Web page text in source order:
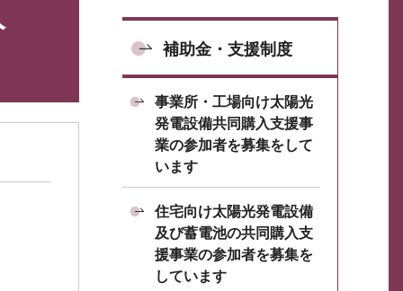
補助金・支援制度
事業所・工場向け太陽光
発電設備共同購入支援事
業の参加者を募集をして
います
住宅向け太陽光発電設備
及び蓄電池の共同購入支
援事業の参加者を募集を
しています